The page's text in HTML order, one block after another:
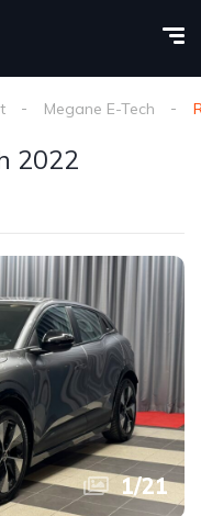
Megane E-Tech
2022
1/21